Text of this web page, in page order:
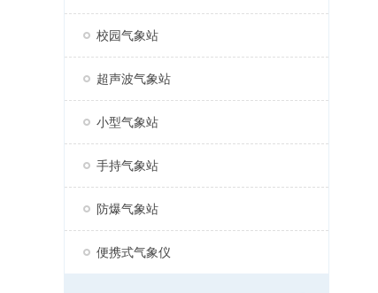
校园气象站
超声波气象站
小型气象站
手持气象站
防爆气象站
便携式气象仪